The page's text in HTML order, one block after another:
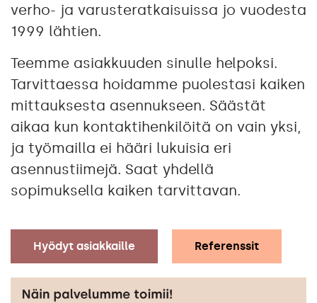
verho- ja varusteratkaisuissa jo vuodesta
1999 lähtien.
Teemme asiakkuuden sinulle helpoksi.
Tarvittaessa hoidamme puolestasi kaiken
mittauksesta asennukseen. Säästät
aikaa kun kontaktihenkilöitä on vain yksi,
ja työmailla ei hääri lukuisia eri
asennustiimejä. Saat yhdellä
sopimuksella kaiken tarvittavan.
Hyödyt asiakkaille Referenssit